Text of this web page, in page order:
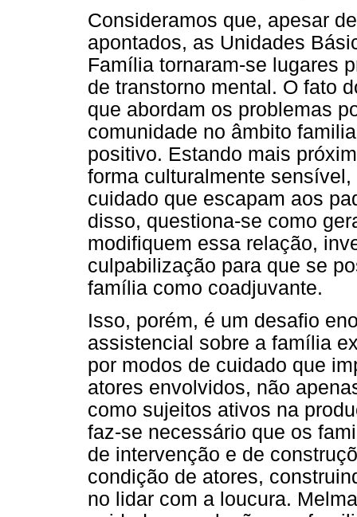
Consideramos que, apesar
apontados, as Unidades
Família tornaram-se lugares
de transtorno mental. O fato
que abordam os problemas
comunidade no âmbito
positivo. Estando mais
forma culturalmente
cuidado que escapam aos
disso, questiona-se como
modifiquem essa relação,
culpabilização para que se
família como coadjuvante.
Isso, porém, é um desafio
assistencial sobre a família
por modos de cuidado que
atores envolvidos, não
como sujeitos ativos na
faz-se necessário que os
de intervenção e de
condição de atores,
no lidar com a loucura.